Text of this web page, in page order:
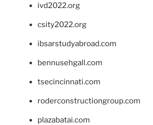
ivd2022.org
csity2022.org
ibsarstudyabroad.com
bennusehgall.com
tsecincinnati.com
roderconstructiongroup.com
plazabatai.com